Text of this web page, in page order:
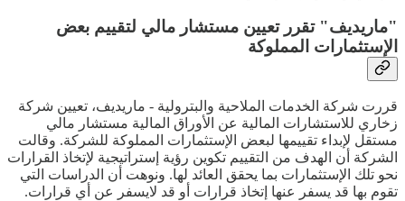
"ماريديف" تقرر تعيين مستشار مالي لتقييم بعض
الإستثمارات المملوكة
قررت شركة الخدمات الملاحية والبترولية - ماريديف، تعيين شركة
زخاري للاستشارات المالية عن الأوراق المالية مستشار مالي
مستقل لإبداء تقييمها لبعض الإستثمارات المملوكة للشركة. وقالت
الشركة أن الهدف من التقييم تكوين رؤية إستراتيجية لإتخاذ القرارات
نحو تلك الإستثمارات بما يحقق العائد لها. ونوهت أن الدراسات التي
تقوم بها قد يسفر عنها إتخاذ قرارات أو قد لايسفر عن أي قرارات.